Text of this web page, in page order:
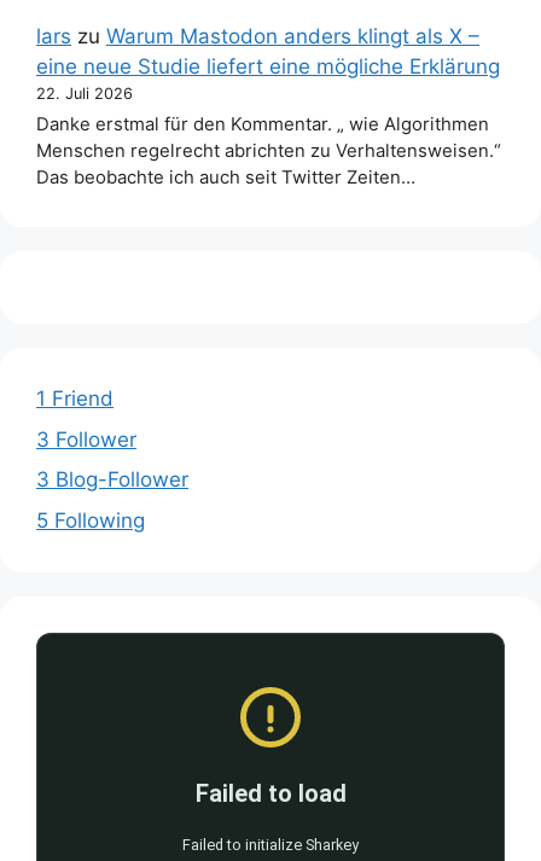
lars zu Warum Mastodon anders klingt als X –
eine neue Studie liefert eine mögliche Erklärung
22. Juli 2026
Danke erstmal für den Kommentar. „ wie Algorithmen
Menschen regelrecht abrichten zu Verhaltensweisen.“
Das beobachte ich auch seit Twitter Zeiten…
1 Friend
3 Follower
3 Blog-Follower
5 Following